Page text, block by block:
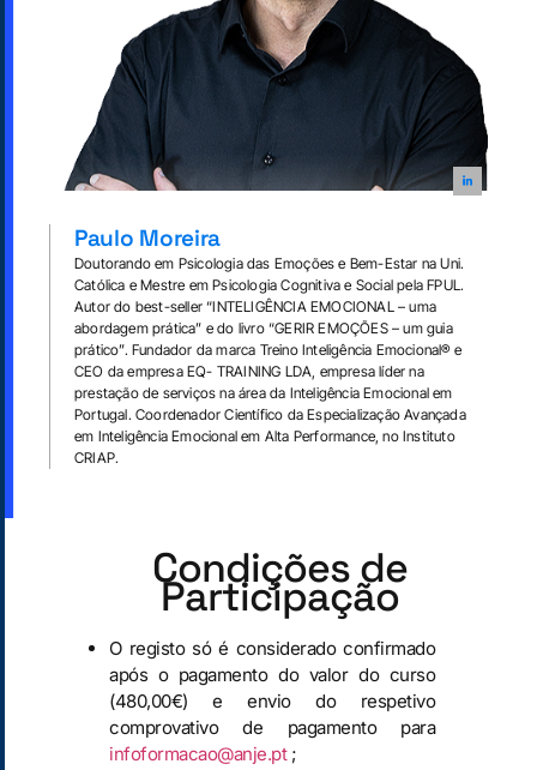
Paulo Moreira
Doutorando em Psicologia das Emoções e Bem-Estar na Uni.
Católica e Mestre em Psicologia Cognitiva e Social pela FPUL.
Autor do best-seller “INTELIGÊNCIA EMOCIONAL – uma
abordagem prática” e do livro “GERIR EMOÇÕES – um guia
prático”. Fundador da marca Treino Inteligência Emocional® e
CEO da empresa EQ- TRAINING LDA, empresa líder na
prestação de serviços na área da Inteligência Emocional em
Portugal. Coordenador Científico da Especialização Avançada
em Inteligência Emocional em Alta Performance, no Instituto
CRIAP.
Condições de
Participação
O registo só é considerado confirmado
após o pagamento do valor do curso
(480,00€) e envio do respetivo
comprovativo de pagamento para
infoformacao@anje.pt;